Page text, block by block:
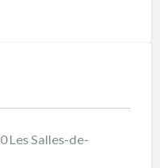
Les Salles-de-